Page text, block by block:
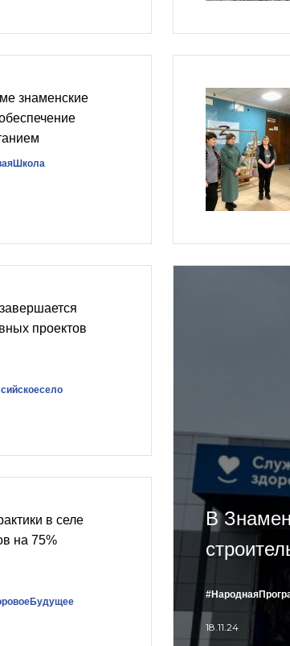
знаменские
проектов
в селе
на 75%
В
18.11.24